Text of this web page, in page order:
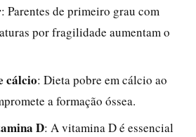
: Parentes de primeiro grau com
por fragilidade aumentam o
cálcio: Dieta pobre em cálcio ao
a formação óssea.
D: A vitamina D é essencial